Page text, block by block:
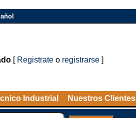
[ Registrateo registrarse]
Industrial Nuestros Clientes